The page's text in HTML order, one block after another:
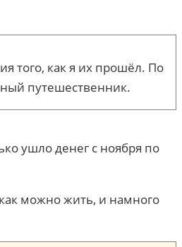
того, как я их прошёл. По
путешественник.
ушло денег с ноября по
можно жить, и намного